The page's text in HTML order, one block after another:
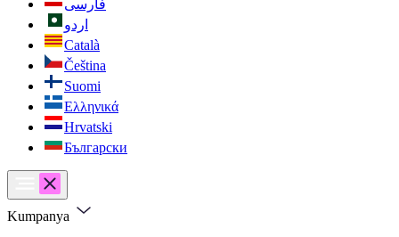
فارسی
اردو
Català
Čeština
Suomi
Ελληνικά
Hrvatski
Български
Kumpanya